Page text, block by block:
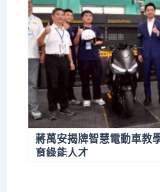
蔣萬安揭牌智慧電動車
育綠能人才